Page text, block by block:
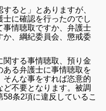
ると」とありますが、
に確認を行ったのでし
事情聴取ですか、弁護士
か、綱紀委員会、懲戒委
関する事情聴取、預り金
る弁護士に事情聴取を
んな事をすれば恣意的
不要となります。被調
条2項に違反しているこ